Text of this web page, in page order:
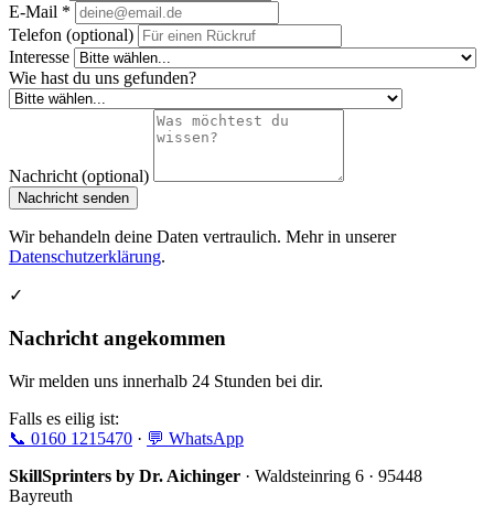
E-Mail *
Telefon (optional)
Interesse
Wie hast du uns gefunden?
Nachricht (optional)
Nachricht senden
Wir behandeln deine Daten vertraulich. Mehr in unserer
Datenschutzerklärung.
✓
Nachricht angekommen
Wir melden uns innerhalb 24 Stunden bei dir.
Falls es eilig ist:
📞 0160 1215470 · 💬 WhatsApp
SkillSprinters by Dr. Aichinger · Waldsteinring 6 · 95448
Bayreuth